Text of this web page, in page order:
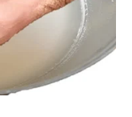
videomaterialı